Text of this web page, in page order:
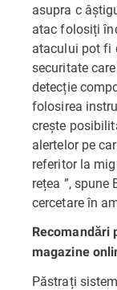
asupra c
atac folosiți
atacului pot fi
securitate
detecție
folosirea
crește
alertelor pe
referitor la
rețea ”,
cercetare în
Recomandări
magazine
Păstrați